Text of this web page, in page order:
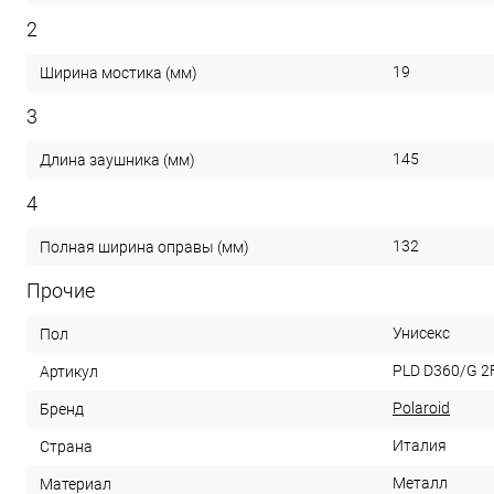
2
Ширина мостика (мм) 19
3
Длина заушника (мм) 145
4
Полная ширина оправы (мм) 132
Прочие
Пол Унисекс
Артикул PLD D360/G
Бренд Polaroid
Страна Италия
Материал Металл